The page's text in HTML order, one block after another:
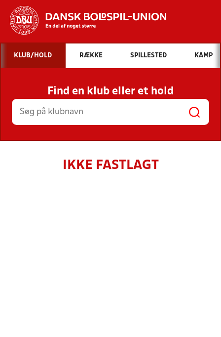
Hvad vil du søge efter?
INDHOLD OG NYHEDER
STILLINGER, RESULTATER, KLUBBER OG
HOLD
KLUB/HOLD RÆKKE SPILLESTED KAMP
Find en klub eller et hold
IKKE FASTLAGT